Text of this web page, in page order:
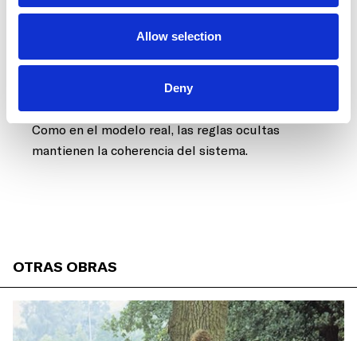
Allow selection
Deny
apariencia aleatorios pero sometidos a reglas
esféricos mínimos que giran a la manera de los
planetas. Como en el universo, el equilibrio del
conjunto prevalece por encima de los elementos.
Como en el modelo real, las reglas ocultas
mantienen la coherencia del sistema.
OTRAS OBRAS